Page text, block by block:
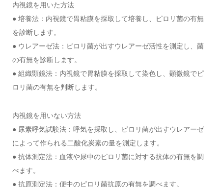
内視鏡を用いた方法
● 培養法：内視鏡で胃粘膜を採取して培養し、ピロリ菌の有無
を診断します。
● ウレアーゼ法：ピロリ菌が出すウレアーゼ活性を測定し、菌
の有無を診断します。
● 組織顕鏡法：内視鏡で胃粘膜を採取して染色し、顕微鏡でピ
ロリ菌の有無を判断します。
内視鏡を用いない方法
● 尿素呼気試験法：呼気を採取し、ピロリ菌が出すウレアーゼ
によって作られる二酸化炭素の量を測定します。
● 抗体測定法：血液や尿中のピロリ菌に対する抗体の有無を調
べます。
● 抗原測定法：便中のピロリ菌抗原の有無を調べます。